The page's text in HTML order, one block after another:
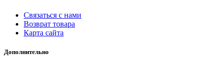
Связаться с нами
Возврат товара
Карта сайта
Дополнительно